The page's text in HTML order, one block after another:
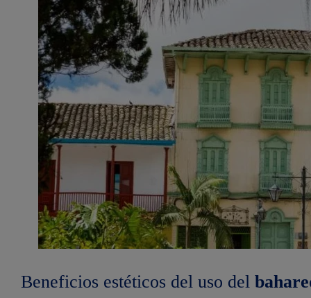
Beneficios estéticos del uso del